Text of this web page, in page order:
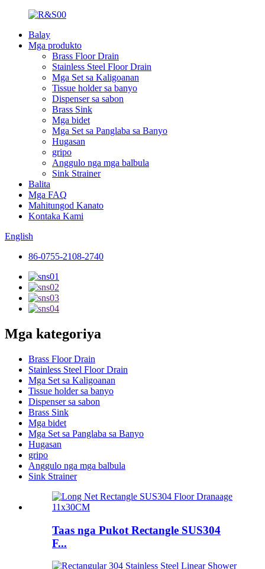
Balay
Mga produkto
Brass Floor Drain
Stainless Steel Floor Drain
Mga Set sa Kaligoanan
Tissue holder sa banyo
Dispenser sa sabon
Brass Sink
Mga bidet
Mga Set sa Panglaba sa Banyo
Hugasan
gripo
Anggulo nga mga balbula
Sink Strainer
Balita
Mga FAQ
Mahitungod Kanato
Kontaka Kami
English
86-0755-2108-2740
Mga kategoriya
Brass Floor Drain
Stainless Steel Floor Drain
Mga Set sa Kaligoanan
Tissue holder sa banyo
Dispenser sa sabon
Brass Sink
Mga bidet
Mga Set sa Panglaba sa Banyo
Hugasan
gripo
Anggulo nga mga balbula
Sink Strainer
Taas nga Pukot Rectangle SUS304
F...